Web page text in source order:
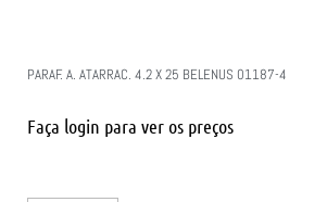
PARAF. A. ATARRAC. 4.2 X 25 BELENUS 01187-4
Faça login para ver os preços